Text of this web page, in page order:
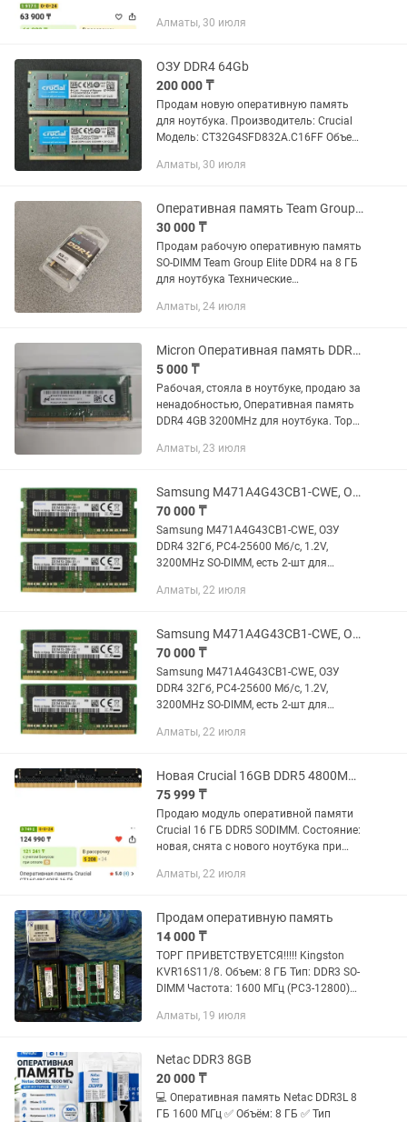
Алматы, 30 июля
ОЗУ DDR4 64Gb
200 000 ₸
Продам новую оперативную память
для ноутбука. Производитель: Crucial
Модель: CT32G4SFD832A.C16FF Объем
DDR4 Тактовая частота памяти:
Алматы, 30 июля
Оперативная память Team Group Elite DDR4 8GB 2666MHz
30 000 ₸
Продам рабочую оперативную память
SO-DIMM Team Group Elite DDR4 на 8 ГБ
для ноутбука Технические
Объем: 8 ГБ Частота: 2666 МГц (PC4-
Алматы, 24 июля
Micron Оперативная память DDR4 4GB 3200MHz
5 000 ₸
Рабочая, стояла в ноутбуке, продаю за
ненадобностью, Оперативная память
DDR4 4GB 3200MHz для ноутбука. Торг
Алматы, 23 июля
Samsung M471A4G43CB1-CWE, ОЗУ DDR4 32Гб, PC4-25600 Мб/с, 1.2V, 3200MHz SO-D
70 000 ₸
Samsung M471A4G43CB1-CWE, ОЗУ
DDR4 32Гб, PC4-25600 Мб/с, 1.2V,
3200MHz SO-DIMM, есть 2-шт для
#Алматы
Алматы, 22 июля
Samsung M471A4G43CB1-CWE, ОЗУ DDR4 32Гб, PC4-25600 Мб/с, 1.2V, 3200MHz SO-D
70 000 ₸
Samsung M471A4G43CB1-CWE, ОЗУ
DDR4 32Гб, PC4-25600 Мб/с, 1.2V,
3200MHz SO-DIMM, есть 2-шт для
Алматы, 22 июля
Новая Crucial 16GB DDR5 4800MHz SODIMM CT16G48C40S5 чип Micron
75 999 ₸
Продаю модуль оперативной памяти
Crucial 16 ГБ DDR5 SODIMM. Состояние:
новая, снята с нового ноутбука при
Практически не использовалась.
Алматы, 22 июля
Продам оперативную память
14 000 ₸
ТОРГ ПРИВЕТСТВУЕТСЯ!!!!! Kingston
KVR16S11/8. Объем: 8 ГБ Тип: DDR3 SO-
DIMM Частота: 1600 МГц (PC3-12800)
Transcend 4GB DDR3 SO-DIMM
Алматы, 19 июля
Netac DDR3 8GB
20 000 ₸
💻 Оперативная память Netac DDR3L 8
ГБ 1600 МГц ✅ Объём: 8 ГБ ✅ Тип